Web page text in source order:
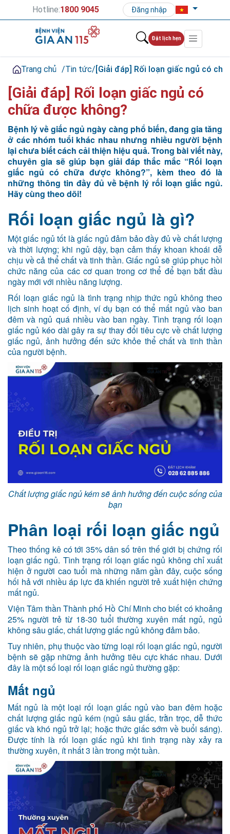
Hotline:1800 9045 Đăng nhập
Đặt lịch hẹn
Trang chủ /Tin tức/[Giải đáp] Rối loạn giấc ngủ có
[Giải đáp] Rối loạn giấc ngủ có
chữa được không?
Bệnh lý về giấc ngủ ngày càng phổ biến, đang gia tăng
ở các nhóm tuổi khác nhau nhưng nhiều người bệnh
lại chưa biết cách cải thiện hiệu quả. Trong bài viết này,
chuyên gia sẽ giúp bạn giải đáp thắc mắc “Rối loạn
giấc ngủ có chữa được không?”, kèm theo đó là
những thông tin đầy đủ về bệnh lý rối loạn giấc ngủ.
Hãy cùng theo dõi!
Rối loạn giấc ngủ là gì?
Một giấc ngủ tốt là giấc ngủ đảm bảo đầy đủ về chất lượng
và thời lượng; khi ngủ dậy, bạn cảm thấy khoan khoái dễ
chịu về cả thể chất và tinh thần. Giấc ngủ sẽ giúp phục hồi
chức năng của các cơ quan trong cơ thể để bạn bắt đầu
ngày mới với nhiều năng lượng.
Rối loạn giấc ngủ là tình trạng nhịp thức ngủ không theo
lịch sinh hoạt cố định, ví dụ bạn có thể mất ngủ vào ban
đêm và ngủ quá nhiều vào ban ngày. Tình trạng rối loạn
giấc ngủ kéo dài gây ra sự thay đổi tiêu cực về chất lượng
giấc ngủ, ảnh hưởng đến sức khỏe thể chất và tinh thần
của người bệnh.
Chất lượng giấc ngủ kém sẽ ảnh hưởng đến cuộc sống của
bạn
Phân loại rối loạn giấc ngủ
Theo thống kê có tới 35% dân số trên thế giới bị chứng rối
loạn giấc ngủ. Tình trạng rối loạn giấc ngủ không chỉ xuất
hiện ở người cao tuổi mà những năm gần đây, cuộc sống
hối hả với nhiều áp lực đã khiến người trẻ xuất hiện chứng
mất ngủ.
Viện Tâm thần Thành phố Hồ Chí Minh cho biết có khoảng
25% người trẻ từ 18-30 tuổi thường xuyên mất ngủ, ngủ
không sâu giấc, chất lượng giấc ngủ không đảm bảo.
Tuy nhiên, phụ thuộc vào từng loại rối loạn giấc ngủ, người
bệnh sẽ gặp những ảnh hưởng tiêu cực khác nhau. Dưới
đây là một số loại rối loạn giấc ngủ thường gặp:
Mất ngủ
Mất ngủ là một loại rối loạn giấc ngủ vào ban đêm hoặc
chất lượng giấc ngủ kém (ngủ sâu giấc, trằn trọc, dễ thức
giấc và khó ngủ trở lại; hoặc thức giấc sớm về buổi sáng).
Được tính là rối loạn giấc ngủ khi tình trạng này xảy ra
thường xuyên, ít nhất 3 lần trong một tuần.